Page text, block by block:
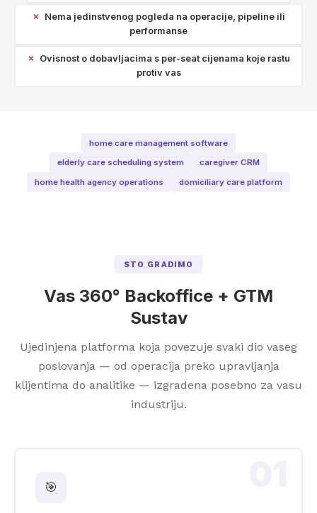
Nema jedinstvenog pogleda na operacije, pipeline ili
performanse
Ovisnost o dobavljacima s per-seat cijenama koje rastu
protiv vas
home care management software
elderly care scheduling system
caregiver CRM
home health agency operations
domiciliary care platform
STO GRADIMO
Vas 360° Backoffice + GTM
Sustav
Ujedinjena platforma koja povezuje svaki dio vaseg
poslovanja — od operacija preko upravljanja
klijentima do analitike — izgradena posebno za vasu
industriju.
🎯